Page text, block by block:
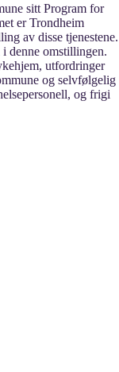
sitt Program for
er Trondheim
av disse tjenestene.
denne omstillingen.
utfordringer
og selvfølgelig
og frigi